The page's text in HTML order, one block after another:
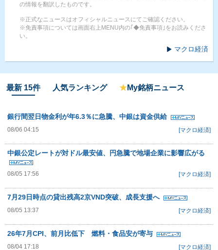
の情報を翻訳したものです。
※正式なニュースはオフィシャルニュースにてご確認ください。
※免責事項については画面右上MENU内の｢◆免責事項｣をお読みくださ
い。
マクロ経済
最新 15件 人気ランキング ★My銘柄ニュース
銀行間翌日物金利が年6.3％に急騰、中銀は資金供給
08/06 04:15 [マクロ経済]
中銀公定レートが対ドル最安値、円急騰で地場企業に影響広がる
08/05 17:56 [マクロ経済]
7月29日時点の貸出残高2京VND突破、成長支援へ
08/05 13:37 [マクロ経済]
26年7月CPI、前月比低下 燃料・食品安が寄与
08/04 17:18 [マクロ経済]